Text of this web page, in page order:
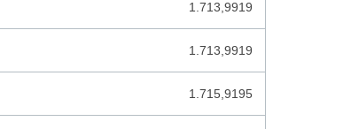
CONGOLESE FRANK
1.713,9919
1.713,9919
1.715,9195